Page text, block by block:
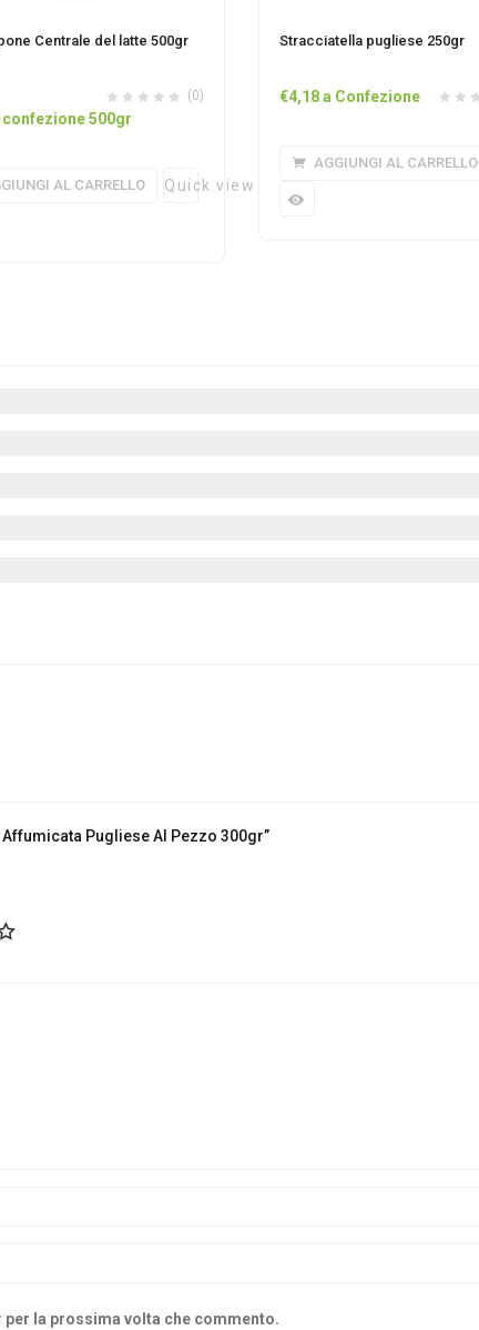
Centrale del latte 500gr
(0)
confezione 500gr
AL CARRELLO Quick view
Stracciatella pugliese 250gr
€4,18a Confezione
AGGIUNGI AL CARRELLO
Pugliese Al Pezzo 300gr”
la prossima volta che commento.